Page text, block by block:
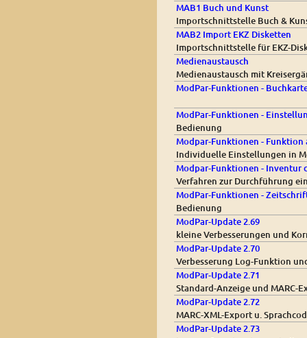
MAB1 Buch und Kunst
Importschnittstelle Buch &
MAB2 Import EKZ Disketten
Importschnittstelle für EKZ-
Medienaustausch
Medienaustausch mit
ModPar-Funktionen -
ModPar-Funktionen -
Bedienung
Modpar-Funktionen -
Individuelle Einstellungen in
Modpar-Funktionen - Inventur
Verfahren zur Durchführung
ModPar-Funktionen -
Bedienung
ModPar-Update 2.69
kleine Verbesserungen und
ModPar-Update 2.70
Verbesserung Log-Funktion
ModPar-Update 2.71
Standard-Anzeige und MARC-
ModPar-Update 2.72
MARC-XML-Export u.
ModPar-Update 2.73